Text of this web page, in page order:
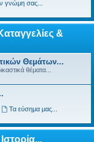
γνώμη σας...
&
Θεμάτων...
θέματα...
Τα εύσημα μας...